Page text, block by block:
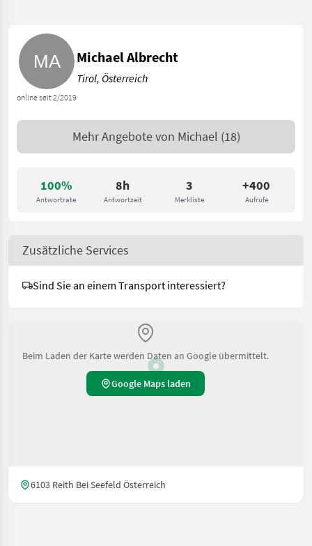
100%
Antwortrate
8h
Antwortzeit
3
Merkliste
+400
Aufrufe
online seit 2/2019
Michael Albrecht
Tirol, Österreich
Mehr Angebote von Michael (18)
Zusätzliche Services
Sind Sie an einem Transport interessiert?
Beim Laden der Karte werden Daten an Google übermittelt.
Google Maps laden
6103 Reith Bei Seefeld Österreich